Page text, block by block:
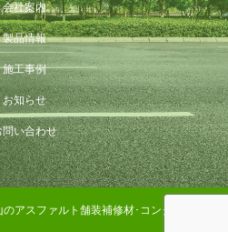
会社案内
製品情報
施工事例
お知らせ
問い合わせ
アスファルト舗装補修材･コンクリート補修